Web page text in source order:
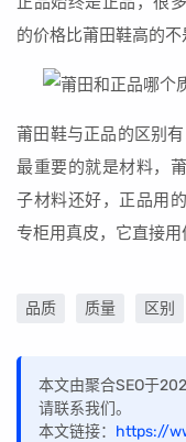
的价格比莆田鞋高的不
莆田鞋与正品的区别
最重要的就是材料，
子材料还好，正品用
专柜用真皮，它直接用
品质 质量 区别
本文由聚合SEO于
请联系我们。
本文链接： https://